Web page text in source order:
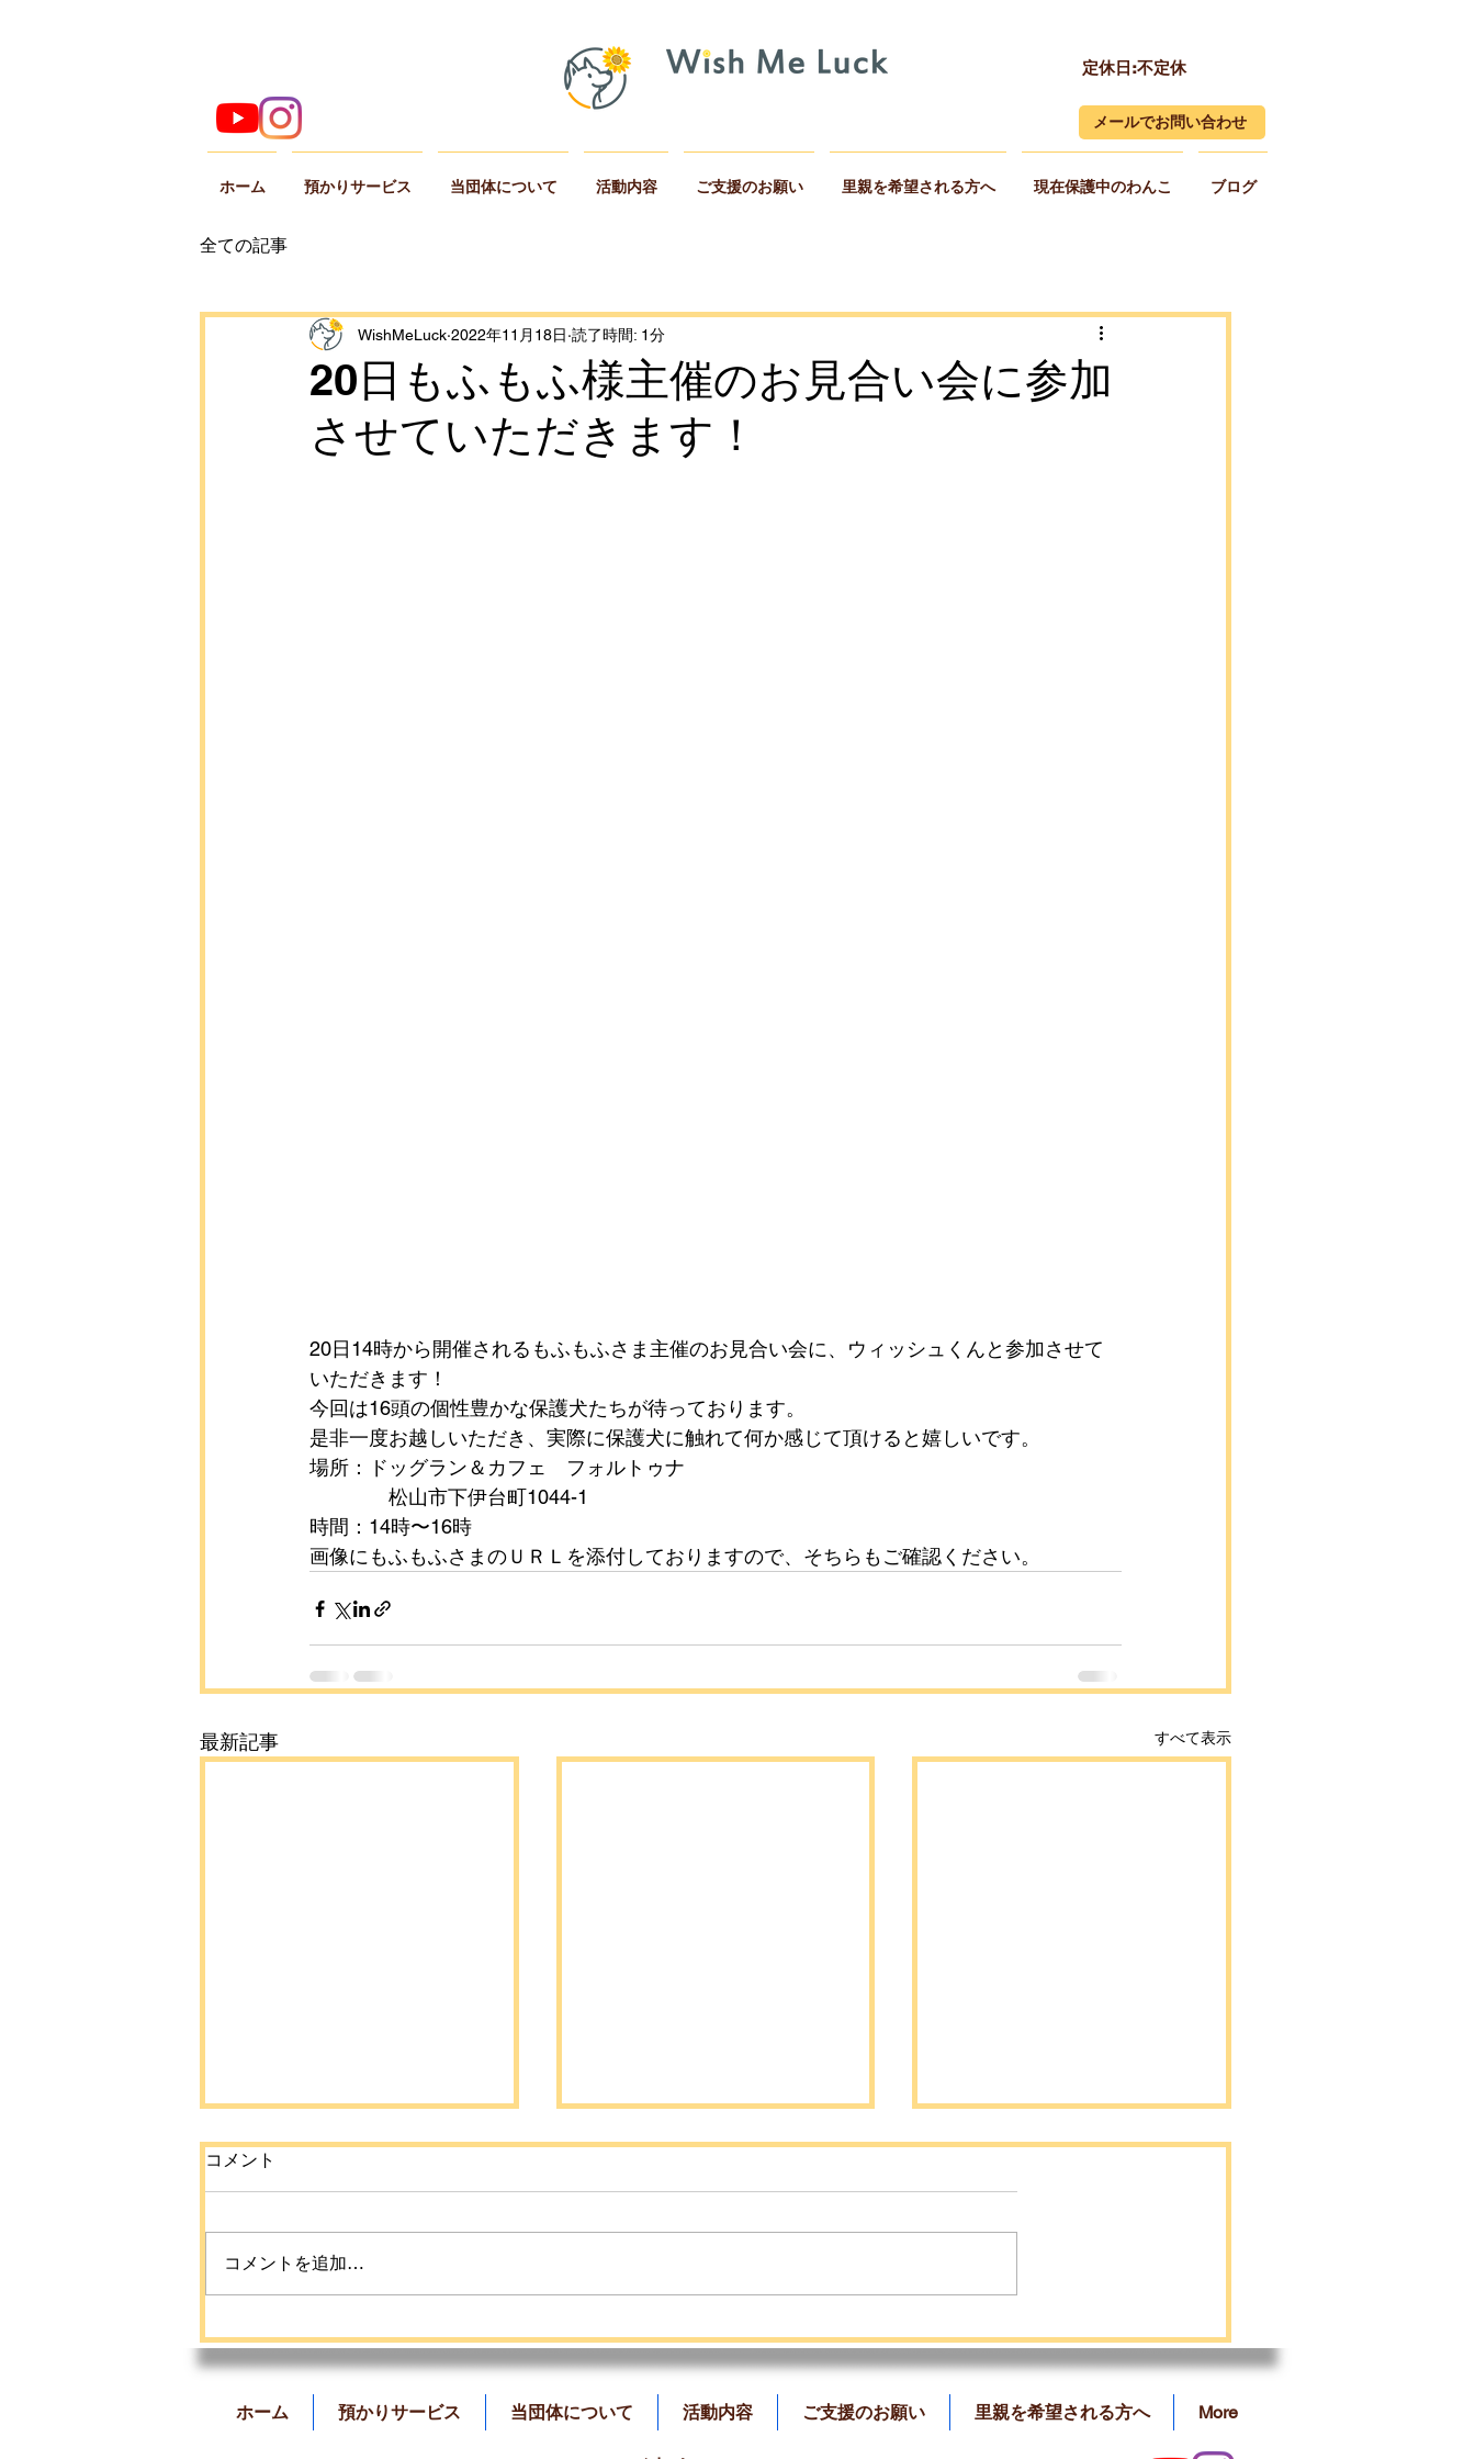
定休日:不定休
メールでお問い合わせ
ホーム 預かりサービス 当団体について 活動内容 ご支援のお願い 里親を希望される方へ 現在保護中のわんこ ブログ
全ての記事
20日もふもふ様主催のお見合い会に参加
させていただきます！
WishMeLuck 2022年11月18日 読了時間: 1分
20日14時から開催されるもふもふさま主催のお見合い会に、ウィッシュくんと参加させて
いただきます！
今回は16頭の個性豊かな保護犬たちが待っております。
是非一度お越しいただき、実際に保護犬に触れて何か感じて頂けると嬉しいです。
場所：ドッグラン＆カフェ　フォルトゥナ
松山市下伊台町1044-1
時間：14時〜16時
画像にもふもふさまのＵＲＬを添付しておりますので、そちらもご確認ください。
最新記事 すべて表示
夏休み教育活動】のご案内
📣
しました❗️
コメント
コメントを追加…
ホーム 預かりサービス 当団体について 活動内容 ご支援のお願い 里親を希望される方へ More